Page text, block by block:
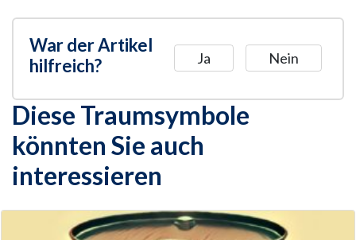
War der Artikel
hilfreich?
Ja Nein
Diese Traumsymbole
könnten Sie auch
interessieren